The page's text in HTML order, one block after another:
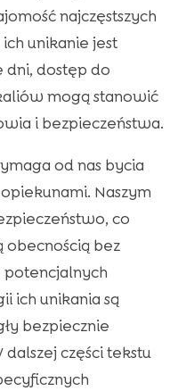
najczęstszych
unikanie jest
dostęp do
mogą stanowić
i bezpieczeństwa.
od nas bycia
Naszym
co
obecnością bez
potencjalnych
ich unikania są
bezpiecznie
części tekstu